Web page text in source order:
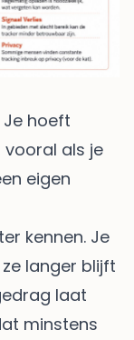
hoeft
vooral als je
eigen
kennen. Je
langer blijft
laat
minstens